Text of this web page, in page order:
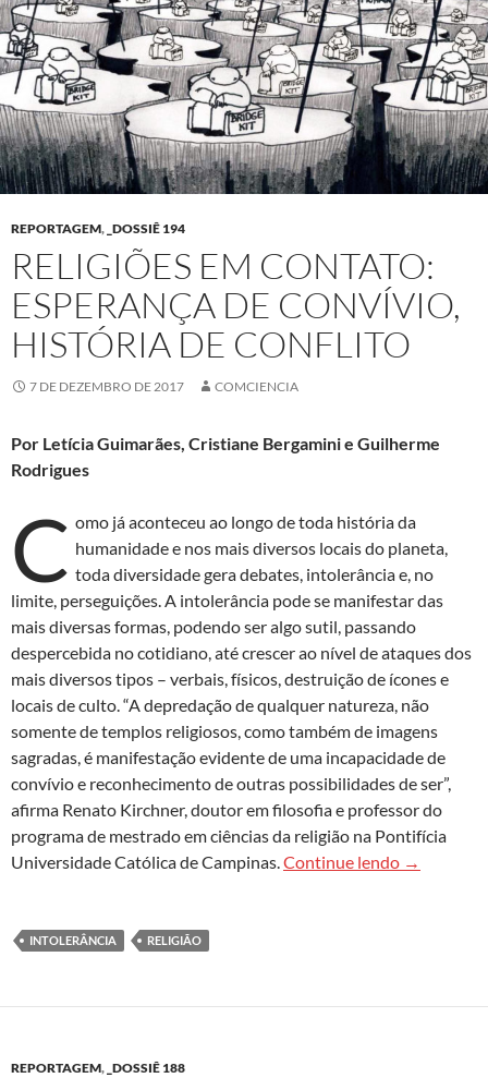
REPORTAGEM, _DOSSIÊ 194
RELIGIÕES EM CONTATO:
ESPERANÇA DE CONVÍVIO,
HISTÓRIA DE CONFLITO
7 DE DEZEMBRO DE 2017 COMCIENCIA
Por Letícia Guimarães, Cristiane Bergamini e Guilherme
Rodrigues
C omo já aconteceu ao longo de toda história da
humanidade e nos mais diversos locais do planeta,
toda diversidade gera debates, intolerância e, no
limite, perseguições. A intolerância pode se manifestar das
mais diversas formas, podendo ser algo sutil, passando
despercebida no cotidiano, até crescer ao nível de ataques dos
mais diversos tipos – verbais, físicos, destruição de ícones e
locais de culto. “A depredação de qualquer natureza, não
somente de templos religiosos, como também de imagens
sagradas, é manifestação evidente de uma incapacidade de
convívio e reconhecimento de outras possibilidades de ser”,
afirma Renato Kirchner, doutor em filosofia e professor do
programa de mestrado em ciências da religião na Pontifícia
Universidade Católica de Campinas.Continue lendo Religiões
→
INTOLERÂNCIA RELIGIÃO
REPORTAGEM, _DOSSIÊ 188